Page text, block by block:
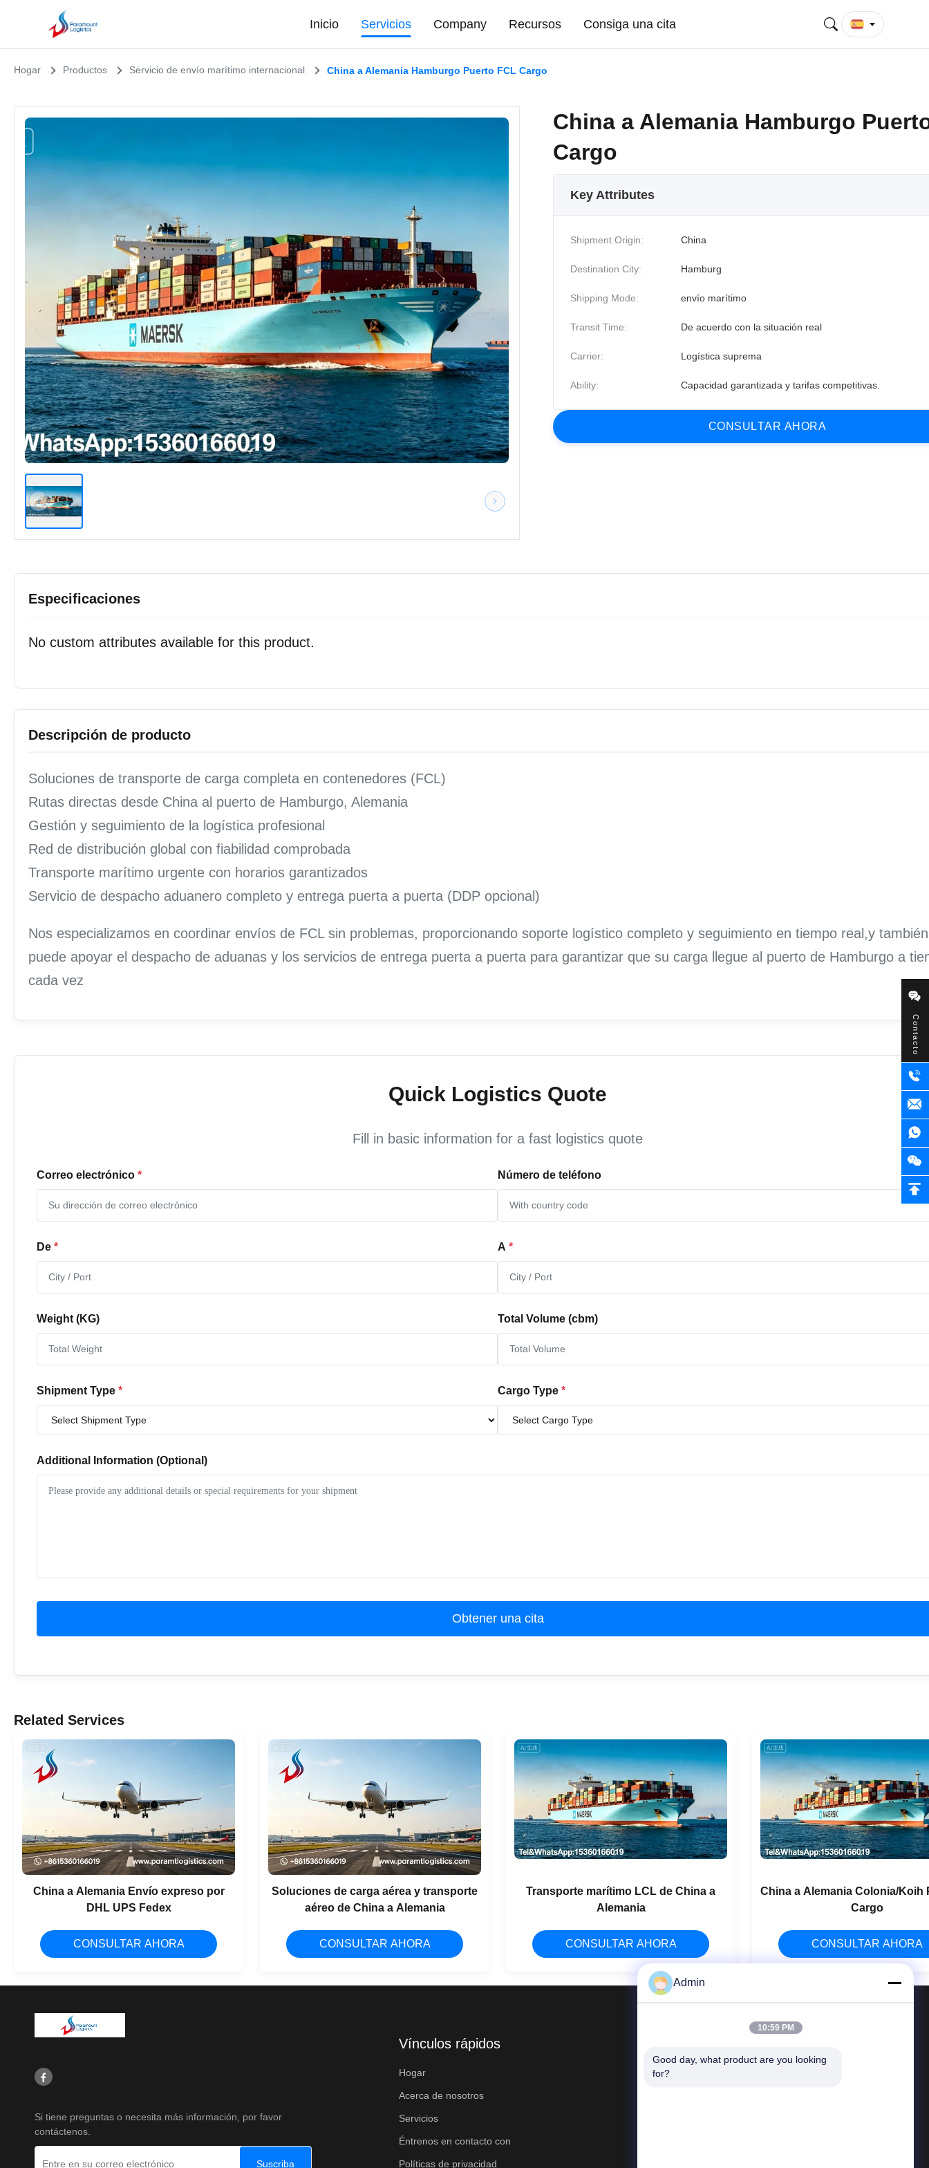
Contacto
Inicio Servicios Company Recursos Consiga una cita
Hogar Productos Servicio de envío marítimo internacional China a Alemania Hamburgo Puerto FCL Cargo
China a Alemania Hamburgo
Cargo
Key Attributes
Shipment Origin: China
Destination City: Hamburg
Shipping Mode: envío marítimo
Transit Time: De acuerdo con la situación real
Carrier: Logística suprema
Ability: Capacidad garantizada y tarifas competitivas.
CON SU LTAR AH ORA
Especificaciones
No custom attributes available for this product.
Descripción de producto
Soluciones de transporte de carga completa en contenedores (FCL)
Rutas directas desde China al puerto de Hamburgo, Alemania
Gestión y seguimiento de la logística profesional
Red de distribución global con fiabilidad comprobada
Transporte marítimo urgente con horarios garantizados
Servicio de despacho aduanero completo y entrega puerta a puerta (DDP opcional)
Nos especializamos en coordinar envíos de FCL sin problemas, proporcionando soporte logístico completo y seguimiento en tiempo real,y también
puede apoyar el despacho de aduanas y los servicios de entrega puerta a puerta para garantizar que su carga llegue al puerto de Hamburgo a
cada vez
Quick Logistics Quote
Fill in basic information for a fast logistics quote
Correo electrónico * Número de teléfono
De * A *
Weight (KG) Total Volume (cbm)
Shipment Type * Cargo Type *
Additional Information (Optional)
Obtener una cita
Related Services
China a Alemania Envío expreso por
DHL UPS Fedex
CONSULTAR AHORA
Soluciones de carga aérea y transporte
aéreo de China a Alemania
CONSULTAR AHORA
Transporte marítimo LCL de China a
Alemania
CONSULTAR AHORA
China a Alemania Colonia/Koih
Cargo
CONSULTAR AHORA
Si tiene preguntas o necesita más información, por favor
contáctenos.
Suscriba
Vínculos rápidos
Hogar
Acerca de nosotros
Servicios
Éntrenos en contacto con
Políticas de privacidad
Admin
10:59 PM
Good day, what product are you looking
for?